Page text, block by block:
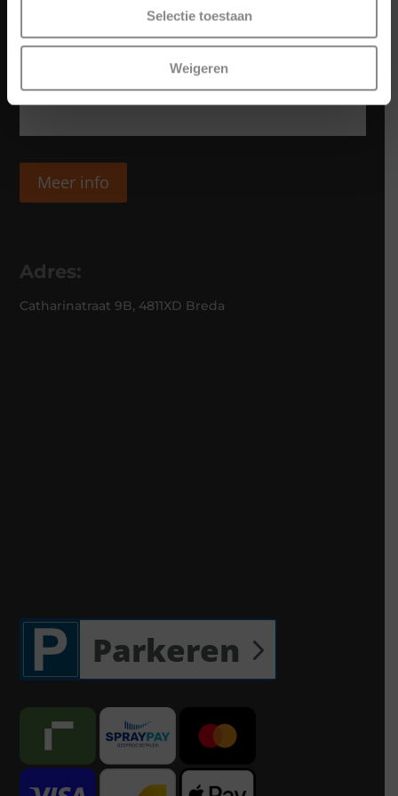
Selectie toestaan
Weigeren
Meer info
Adres:
Catharinatraat 9B, 4811XD Breda
Parkeren